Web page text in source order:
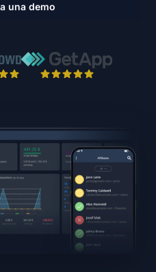
una demo